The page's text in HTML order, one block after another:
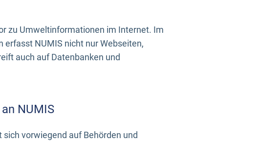
zu Umweltinformationen im Internet. Im
erfasst NUMIS nicht nur Webseiten,
auch auf Datenbanken und
NUMIS
vorwiegend auf Behörden und